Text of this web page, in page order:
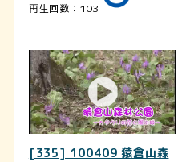
再生回数：103
[335] 100409 猿倉山森